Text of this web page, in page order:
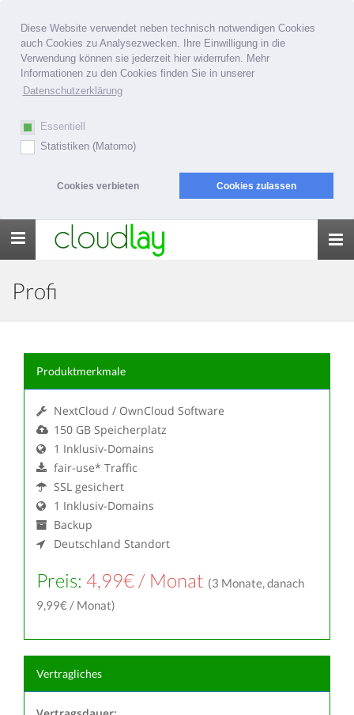
Diese Website verwendet neben technisch notwendigen Cookies
auch Cookies zu Analysezwecken. Ihre Einwilligung in die
Verwendung können sie jederzeit hier widerrufen. Mehr
Informationen zu den Cookies finden Sie in unserer
Datenschutzerklärung
Essentiell
Statistiken (Matomo)
Cookies verbieten Cookies zulassen
Toggle
navigation
Profi
Produktmerkmale
NextCloud / OwnCloud Software
150 GB Speicherplatz
1 Inklusiv-Domains
fair-use* Traffic
SSL gesichert
1 Inklusiv-Domains
Backup
Deutschland Standort
Preis: 4,99€ / Monat (3 Monate, danach
9,99€ / Monat)
Vertragliches